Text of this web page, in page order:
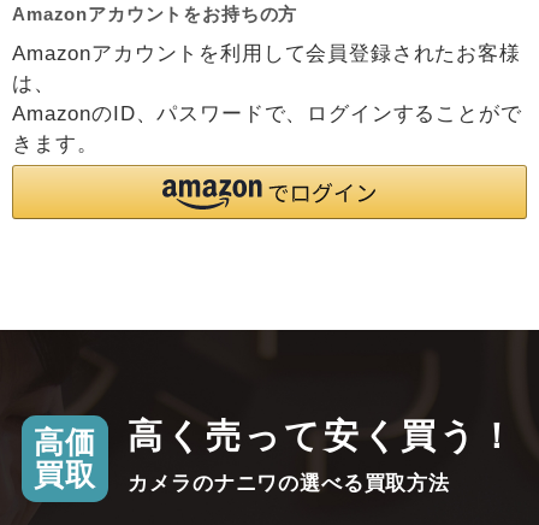
Amazonアカウントをお持ちの方
Amazonアカウントを利用して会員登録されたお客様
は、
AmazonのID、パスワードで、ログインすることがで
きます。
高価
買取
高く売って安く買う！
カメラのナニワの選べる買取方法